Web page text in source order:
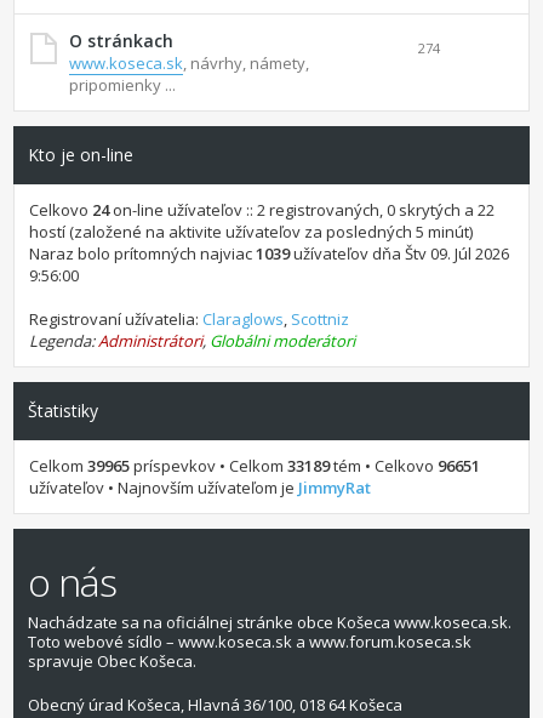
O stránkach
www.koseca.sk, návrhy, námety,
pripomienky ...
274
Kto je on-line
Celkovo 24on-line užívateľov :: 2 registrovaných, 0 skrytých a 22
hostí (založené na aktivite užívateľov za posledných 5 minút)
Naraz bolo prítomných najviac1039užívateľov dňa Štv 09. Júl 2026
9:56:00
Registrovaní užívatelia: Claraglows, Scottniz
Legenda:Administrátori, Globálni moderátori
Štatistiky
Celkom39965príspevkov • Celkom33189tém • Celkovo 96651
užívateľov • Najnovším užívateľom je JimmyRat
o nás
Nachádzate sa na oficiálnej stránke obce Košeca www.koseca.sk.
Toto webové sídlo – www.koseca.sk a www.forum.koseca.sk
spravuje Obec Košeca.
Obecný úrad Košeca, Hlavná 36/100, 018 64 Košeca